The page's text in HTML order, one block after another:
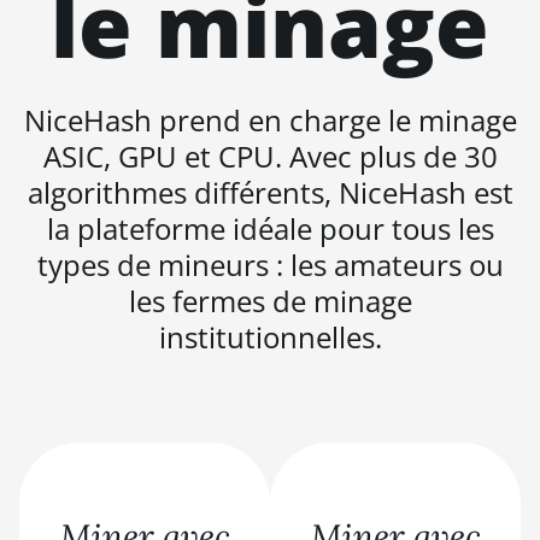
BITMAIN AntMiner S21 XP+ Hyd
(500Th)
BITMAIN AntMiner S21+ (216Th)
BITMAIN AntMiner S21+ Hyd (319Th)
BITMAIN AntMiner S21e XP Hyd
(430Th)
BITMAIN AntMiner S21e XP Hyd 3U
(860Th)
BITMAIN AntMiner S21j XP Hyd
le minage
NiceHash prend en charge le minage
ASIC, GPU et CPU. Avec plus de 30
algorithmes différents, NiceHash est
la plateforme idéale pour tous les
types de mineurs : les amateurs ou
les fermes de minage
institutionnelles.